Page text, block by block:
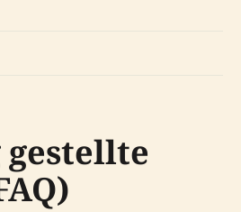
gestellte